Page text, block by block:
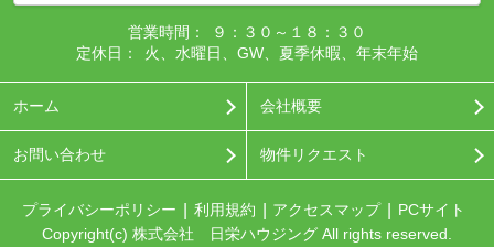
営業時間：
９：３０～１８：３０
定休日：
火、水曜日、GW、夏季休暇、年末年始
ホーム 会社概要
お問い合わせ 物件リクエスト
プライバシーポリシー 利用規約 アクセスマップ
PCサイト
Copyright(c) 株式会社 日栄ハウジング All rights reserved.